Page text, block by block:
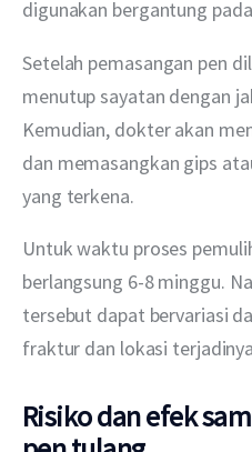
digunakan bergantung
Setelah pemasangan pen
menutup sayatan dengan
Kemudian, dokter akan
dan memasangkan gips
yang terkena.
Untuk waktu proses
berlangsung 6-8 minggu.
tersebut dapat bervariasi
fraktur dan lokasi
Risiko dan efek